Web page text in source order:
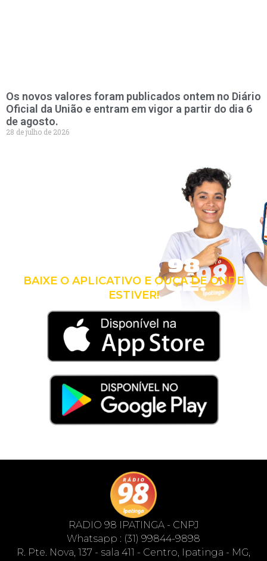
Os novos valores foram publicados ontem no Diário
Oficial da União e entram em vigor a partir do dia 6
de agosto.
28 de julho de 2026
LEVE A 98
COM VOCÊ!
BAIXE O APLICATIVO E OUÇA DE ONDE
ESTIVER!
RADIO 98 IPATINGA - CNPJ
Whatsapp : (31) 99844-9898
R. Pte. Nova, 137 - sala 411 - Centro, Ipatinga - MG,